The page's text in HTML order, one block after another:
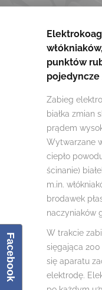
punktów
pojedyncze
Zabieg
białka zmian
prądem
Wytwarzane
ciepło
ścinanie)
m.in.
brodawek
naczyniaków
W trakcie
sięgająca
się aparatu
elektrodę.
Facebook